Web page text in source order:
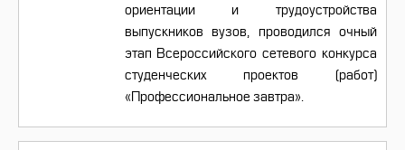
ориентации и трудоустройства
выпускников вузов, проводился очный
этап Всероссийского сетевого конкурса
студенческих проектов (работ)
«Профессиональное завтра».